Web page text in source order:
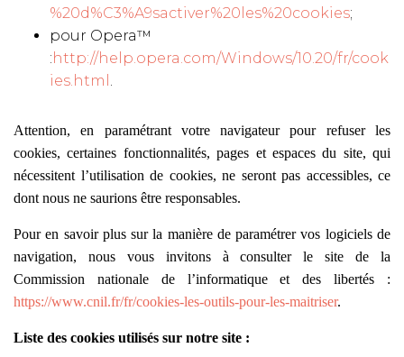
%20d%C3%A9sactiver%20les%20cookies;
pour Opera™
: http://help.opera.com/Windows/10.20/fr/cook
ies.html
Attention, en paramétrant votre navigateur pour refuser les
cookies, certaines fonctionnalités, pages et espaces du site, qui
nécessitent l’utilisation de cookies, ne seront pas accessibles, ce
dont nous ne saurions être responsables.
Pour en savoir plus sur la manière de paramétrer vos logiciels de
navigation, nous vous invitons à consulter le site de la
Commission nationale de l’informatique et des libertés :
https://www.cnil.fr/fr/cookies-les-outils-pour-les-maitriser.
Liste des cookies utilisés sur notre site :